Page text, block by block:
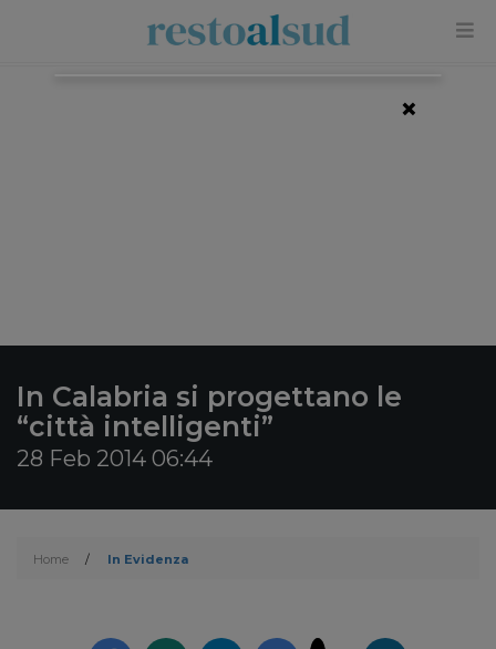
In Calabria si progettano le
“città intelligenti”
28 Feb 2014 06:44
Home / In Evidenza
×